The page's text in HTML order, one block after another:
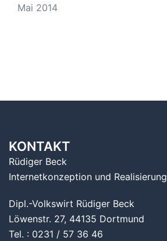
Mai 2014
KONTAKT
Rüdiger Beck
Internetkonzeption und Realisierung
Dipl.-Volkswirt Rüdiger Beck
Löwenstr. 27, 44135 Dortmund
Tel. : 0231 / 57 36 46